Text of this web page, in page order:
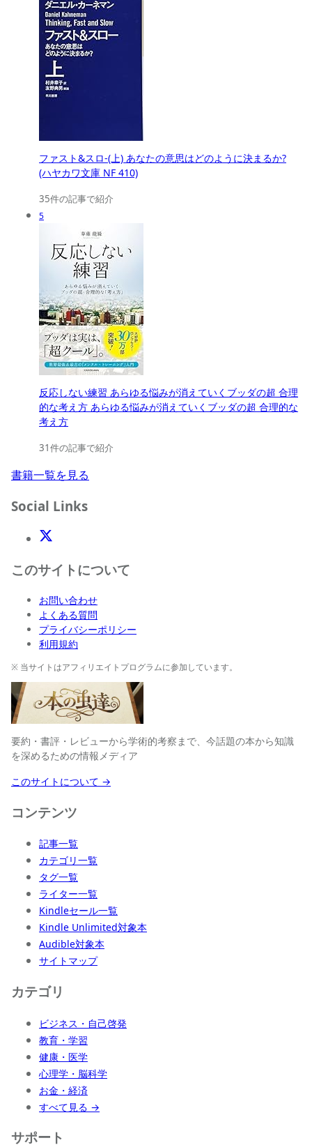
ファスト&スロ-(上) あなたの意思はどのように決まるか?
(ハヤカワ文庫 NF 410)
35件の記事で紹介
5
反応しない練習 あらゆる悩みが消えていくブッダの超 合理
的な考え方 あらゆる悩みが消えていくブッダの超 合理的な
考え方
31件の記事で紹介
書籍一覧を見る
Social Links
X(Twitter)
このサイトについて
お問い合わせ
よくある質問
プライバシーポリシー
利用規約
※ 当サイトはアフィリエイトプログラムに参加しています。
要約・書評・レビューから学術的考察まで、今話題の本から知識
を深めるための情報メディア
このサイトについて →
コンテンツ
記事一覧
カテゴリ一覧
タグ一覧
ライター一覧
Kindleセール一覧
Kindle Unlimited対象本
Audible対象本
サイトマップ
カテゴリ
ビジネス・自己啓発
教育・学習
健康・医学
心理学・脳科学
お金・経済
すべて見る →
サポート